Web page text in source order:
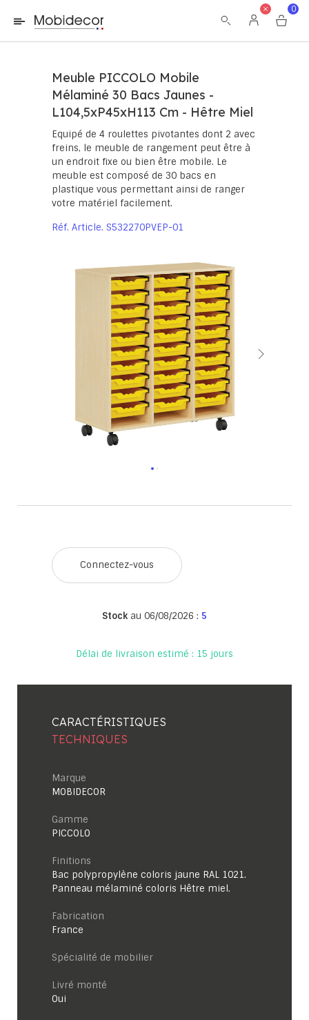
La boutique ne fonctionnera pas correctement dans le cas où
les cookies sont désactivés.
0
Meuble PICCOLO Mobile
Mélaminé 30 Bacs Jaunes -
L104,5xP45xH113 Cm - Hêtre Miel
Equipé de 4 roulettes pivotantes dont 2 avec
freins, le meuble de rangement peut être à
un endroit fixe ou bien être mobile. Le
meuble est composé de 30 bacs en
plastique vous permettant ainsi de ranger
votre matériel facilement.
Réf. Article S532270PVEP-01
Connectez-vous
Stock au 06/08/2026 : 5
Délai de livraison estimé : 15 jours
CARACTÉRISTIQUES
TECHNIQUES
Marque
MOBIDECOR
Gamme
PICCOLO
Finitions
Bac polypropylène coloris jaune RAL 1021.
Panneau mélaminé coloris Hêtre miel.
Fabrication
France
Spécialité de mobilier
Livré monté
Oui